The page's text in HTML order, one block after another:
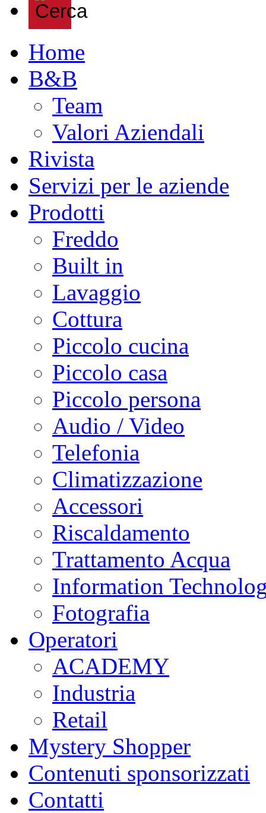
Home
B&B
Team
Valori Aziendali
Rivista
Servizi per le aziende
Prodotti
Freddo
Built in
Lavaggio
Cottura
Piccolo cucina
Piccolo casa
Piccolo persona
Audio / Video
Telefonia
Climatizzazione
Accessori
Riscaldamento
Trattamento Acqua
Information
Fotografia
Operatori
ACADEMY
Industria
Retail
Mystery Shopper
Contenuti sponsorizzati
Contatti